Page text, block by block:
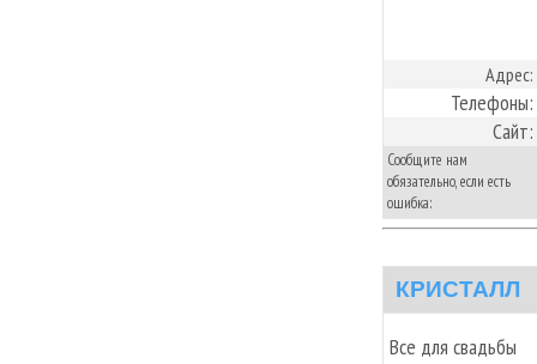
Адрес:
Телефоны:
Сайт:
Сообщите нам
обязательно, если есть
ошибка:
КРИСТАЛЛ
Все для свадьбы